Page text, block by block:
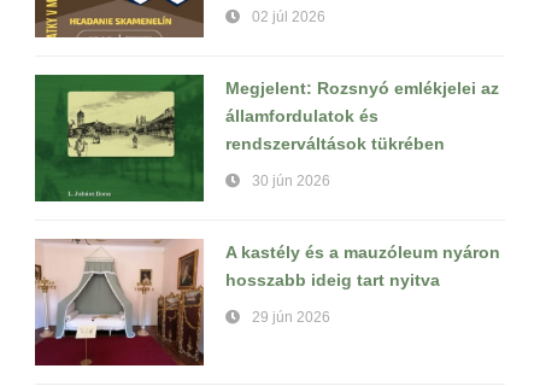
02 júl 2026
Megjelent: Rozsnyó emlékjelei az
államfordulatok és
rendszerváltások tükrében
30 jún 2026
A kastély és a mauzóleum nyáron
hosszabb ideig tart nyitva
29 jún 2026